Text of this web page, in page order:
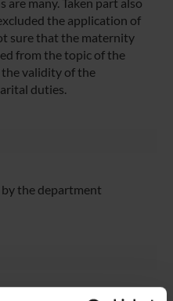
the application of
sure that the maternity
from the topic of the
validity of the
duties.
by the department